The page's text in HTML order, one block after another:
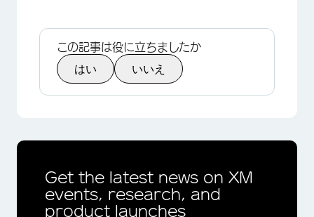
この記事は役に立ちましたか
はい いいえ
Get the latest news on XM
events, research, and
product launches